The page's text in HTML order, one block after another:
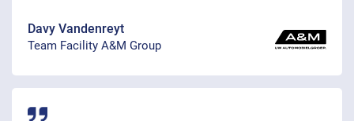
Davy Vandenreyt
Team Facility A&M Group